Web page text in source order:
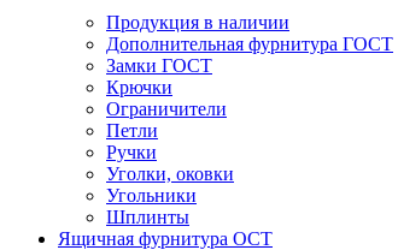
Продукция в наличии
Дополнительная фурнитура ГОСТ
Замки ГОСТ
Крючки
Ограничители
Петли
Ручки
Уголки, оковки
Угольники
Шплинты
Ящичная фурнитура ОСТ